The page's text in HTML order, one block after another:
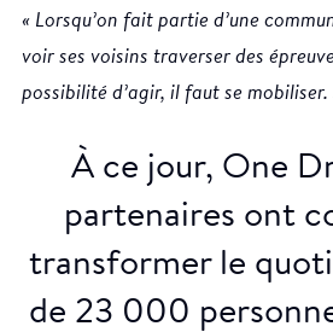
« Lorsqu’on fait partie d’une
voir ses voisins traverser des
possibilité d’agir, il faut se mobiliser.
À ce jour, One
partenaires ont
transformer le
de 23 000